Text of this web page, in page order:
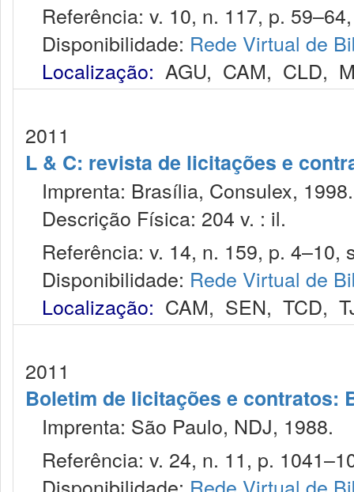
Referência: v. 10, n. 117, p.
Disponibilidade: Rede Virtual de
Localização: AGU, CAM, CLD,
2011
L & C: revista de licitações e
Imprenta: Brasília, Consulex, 1998.
Descrição Física: 204 v. : il.
Referência: v. 14, n. 159, p. 4–10,
Disponibilidade: Rede Virtual de
Localização: CAM, SEN, TCD,
2011
Boletim de licitações e contratos:
Imprenta: São Paulo, NDJ, 1988.
Referência: v. 24, n. 11, p.